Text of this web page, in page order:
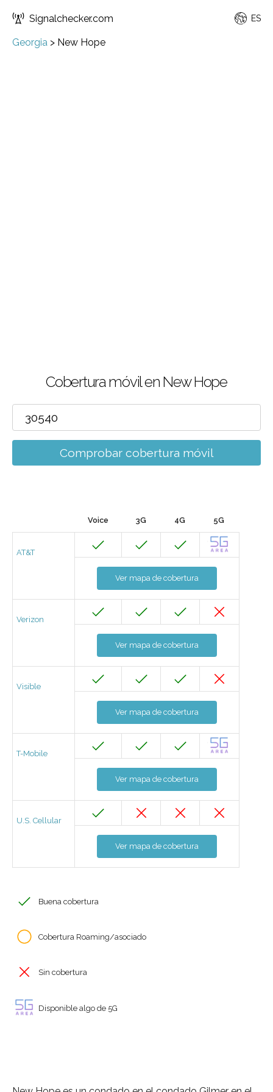
Signalchecker.com ES
Georgia > New Hope
Cobertura móvil en New Hope
Comprobar cobertura móvil
Voice 3G 4G 5G
AT&T
Ver mapa de cobertura
Verizon
Ver mapa de cobertura
Visible
Ver mapa de cobertura
T-Mobile
Ver mapa de cobertura
U.S. Cellular
Ver mapa de cobertura
Buena cobertura
Cobertura Roaming/asociado
Sin cobertura
Disponible algo de 5G